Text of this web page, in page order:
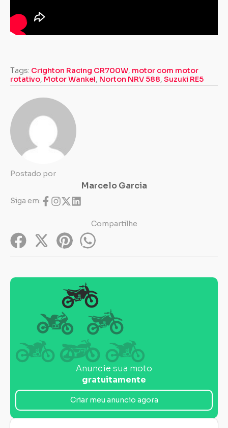
Tags: Crighton Racing CR700W, motor com motor
rotativo, Motor Wankel, Norton NRV 588, Suzuki RE5
Postado por
Marcelo Garcia
Siga em:
Compartilhe
Anuncie sua moto
gratuitamente
Criar meu anuncio agora